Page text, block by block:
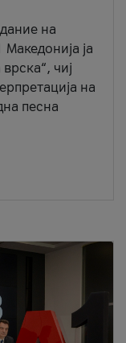
на
ја
чиј
на
песна